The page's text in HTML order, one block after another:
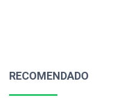
RECOMENDADO